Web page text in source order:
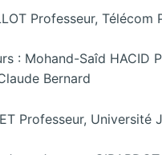
Professeur, Télécom
: Mohand-Saîd HACID
Bernard
Professeur, Université